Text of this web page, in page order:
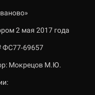
2 мая 2017 года
ФС77-69657
Мокрецов М.Ю.